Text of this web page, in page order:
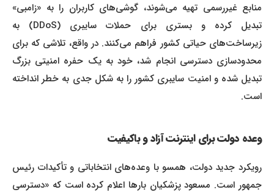
منابع غیررسمی تهیه می‌شوند، گوشی‌های کاربران را به «زامبی»
تبدیل کرده و بستری برای حملات سایبری (DDoS) به
زیرساخت‌های حیاتی کشور فراهم می‌کنند. در واقع، تلاشی که برای
محدودسازی دسترسی انجام شد، خود به یک حفره امنیتی بزرگ
تبدیل شده و امنیت سایبری کشور را به شکل جدی به خطر انداخته
است.
وعده دولت برای اینترنت آزاد و باکیفیت
رویکرد جدید دولت، همسو با وعده‌های انتخاباتی و تأکیدات رئیس
جمهور است. مسعود پزشکیان بارها اعلام کرده است که «دسترسی